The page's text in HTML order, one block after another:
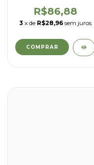
R$86,88
3 x de R$28,96 sem juros
COMPRAR